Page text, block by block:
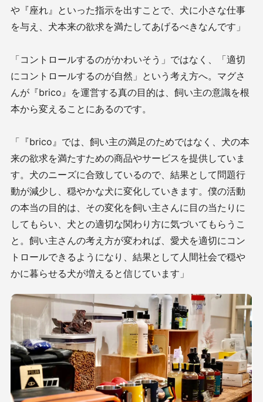
や『座れ』といった指示を出すことで、犬に小さな仕事
を与え、犬本来の欲求を満たしてあげるべきなんです」
「コントロールするのがかわいそう」ではなく、「適切
にコントロールするのが自然」という考え方へ。マグさ
んが『brico』を運営する真の目的は、飼い主の意識を根
本から変えることにあるのです。
「『brico』では、飼い主の満足のためではなく、犬の本
来の欲求を満たすための商品やサービスを提供していま
す。犬のニーズに合致しているので、結果として問題行
動が減少し、穏やかな犬に変化していきます。僕の活動
の本当の目的は、その変化を飼い主さんに目の当たりに
してもらい、犬との適切な関わり方に気づいてもらうこ
と。飼い主さんの考え方が変われば、愛犬を適切にコン
トロールできるようになり、結果として人間社会で穏や
かに暮らせる犬が増えると信じています」